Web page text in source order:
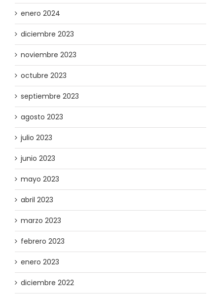
enero 2024
diciembre 2023
noviembre 2023
octubre 2023
septiembre 2023
agosto 2023
julio 2023
junio 2023
mayo 2023
abril 2023
marzo 2023
febrero 2023
enero 2023
diciembre 2022